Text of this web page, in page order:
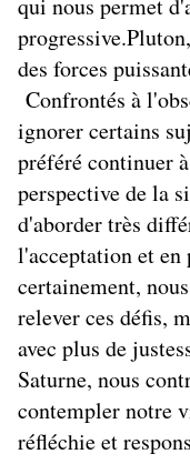
qui nous permet
des forces
Confrontés à
ignorer certains
préféré continuer
perspective de la
d'aborder très
l'acceptation et en
certainement,
relever ces défis,
avec plus de
Saturne, nous
contempler notre
réfléchie et